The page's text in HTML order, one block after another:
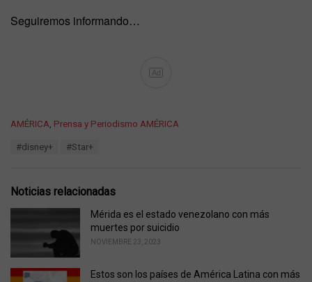
Seguiremos informando…
Ad
C
o
r
i
AMÉRICA Prensa y Periodismo AMÉRICA
:
#disney+ #Star+
Noticias relacionadas
Mérida es el estado venezolano con más
muertes por suicidio
NOVIEMBRE 23, 2023
Estos son los países de América Latina con más